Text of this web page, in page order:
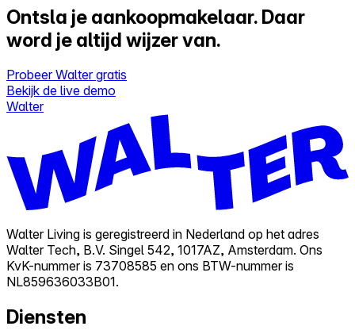
Ontsla je aankoopmakelaar. Daar
word je altijd wijzer van.
Probeer Walter gratis
Bekijk de live demo
Walter
Walter Living is geregistreerd in Nederland op het adres
Walter Tech, B.V. Singel 542, 1017AZ, Amsterdam. Ons
KvK-nummer is 73708585 en ons BTW-nummer is
NL859636033B01.
Diensten